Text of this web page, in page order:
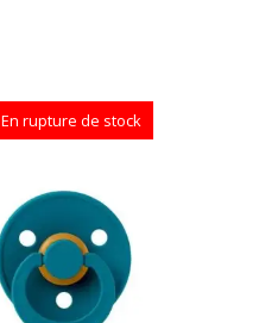
En rupture de stock